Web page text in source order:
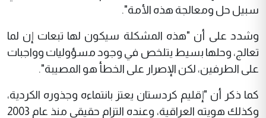
سبيل حل ومعالجة هذه الأمة".
وشدد على أن "هذه المشكلة سيكون لها تبعات إن لما
تعالج، وحلها بسيط يتلخص في وجود مسؤوليات وواجبات
على الطرفين، لكن الإصرار على الخطأ هو المصيبة".
كما ذكر أن "إقليم كردستان يعتز بانتماءه وجذوره الكردية،
وكذلك هويته العراقية، وعنده التزام حقيقي منذ عام 2003